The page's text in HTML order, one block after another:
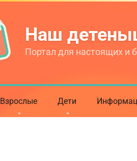
Наш
Портал для настоящих и
Взрослые Дети